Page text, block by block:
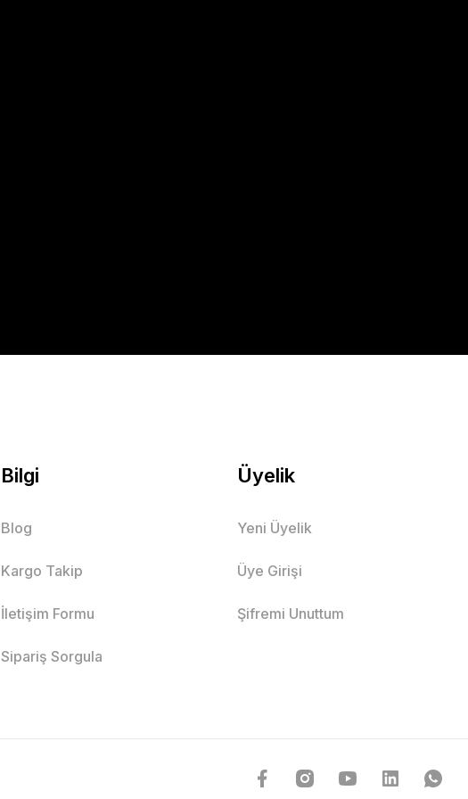
Bilgi
Blog
Kargo Takip
İletişim Formu
Sipariş Sorgula
Üyelik
Yeni Üyelik
Üye Girişi
Şifremi Unuttum